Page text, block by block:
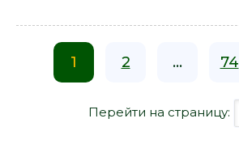
1 2 ... 74
Перейти на страницу: